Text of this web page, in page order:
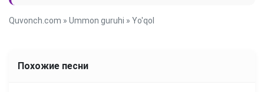
Quvonch.com » Ummon guruhi » Yo'qol
Похожие песни